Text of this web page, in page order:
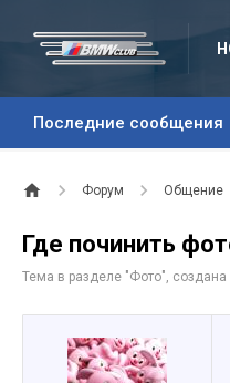
Последние сообщения
Форум Общение
Где починить
Тема в разделе "Фото",